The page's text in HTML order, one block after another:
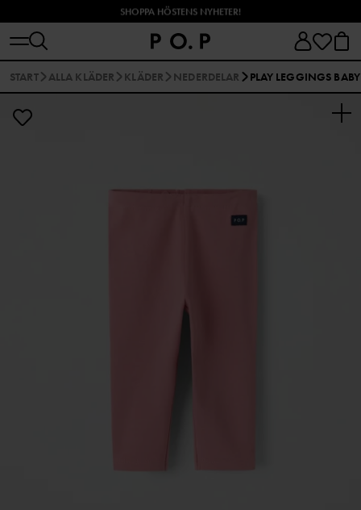
SHOPPA HÖSTENS NYHETER!
START ALLA KLÄDER KLÄDER NEDERDELAR PLAY LEGGINGS BABY